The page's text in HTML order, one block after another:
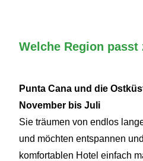
Welche Region passt
Punta Cana und die
November bis Juli
Sie träumen von endlos
und möchten entspannen
komfortablen Hotel einfach